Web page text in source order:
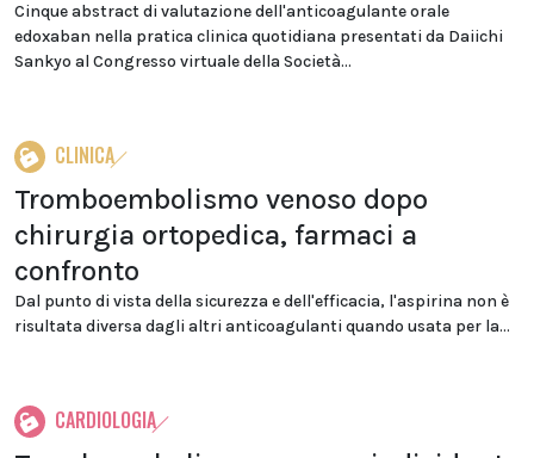
Cinque abstract di valutazione dell'anticoagulante orale
edoxaban nella pratica clinica quotidiana presentati da Daiichi
Sankyo al Congresso virtuale della Società...
CLINICA
Tromboembolismo venoso dopo
chirurgia ortopedica, farmaci a
confronto
Dal punto di vista della sicurezza e dell'efficacia, l'aspirina non è
risultata diversa dagli altri anticoagulanti quando usata per la...
CARDIOLOGIA